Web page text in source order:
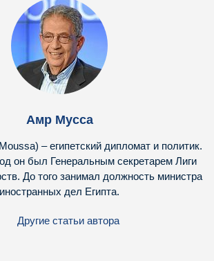
Амр Мусса
– египетский дипломат и политик.
он был Генеральным секретарем Лиги
До того занимал должность министра
иностранных дел Египта.
Другие статьи автора